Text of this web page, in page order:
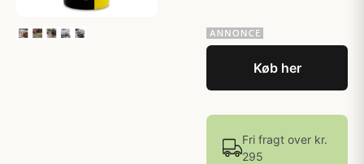
Køb her
Fri fragt over kr.
295